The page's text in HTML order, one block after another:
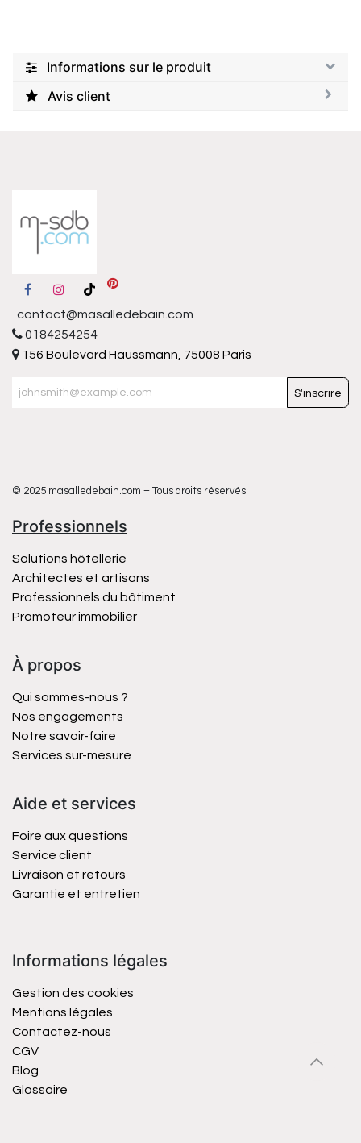
Informations sur le produit
Avis client
contact@masalledebain.com
0184254254
156 Boulevard Haussmann, 75008 Paris
S'inscrire
© 2025 masalledebain.com – Tous droits réservés
Professionnels
Solutions hôtellerie
Architectes et artisans
Professionnels du bâtiment
Promoteur immobilier
À propos
Qui sommes-nous ?
Nos engagements
Notre savoir-faire
Services sur-mesure
Aide et services
Foire aux questions
Service client
Livraison et retours
Garantie et entretien
Informations légales
Gestion des cookies
Mentions légales
Contactez-nous
CGV
Blog
Glossaire